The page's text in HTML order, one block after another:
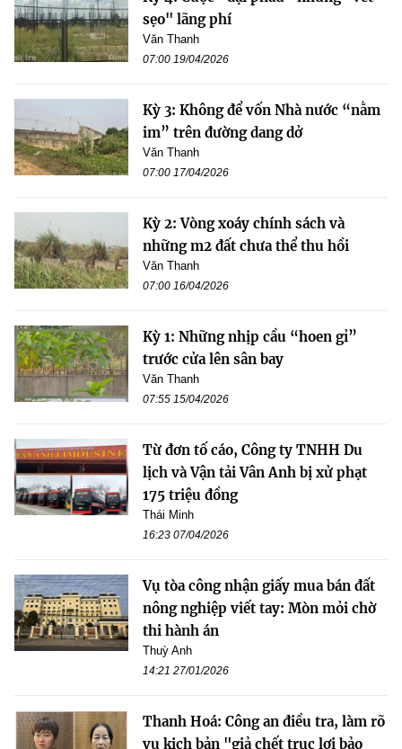
sẹo" lãng phí
Văn Thanh
07:00 19/04/2026
Kỳ 3: Không để vốn Nhà nước “nằm
im” trên đường dang dở
Văn Thanh
07:00 17/04/2026
Kỳ 2: Vòng xoáy chính sách và
những m2 đất chưa thể thu hồi
Văn Thanh
07:00 16/04/2026
Kỳ 1: Những nhịp cầu “hoen gỉ”
trước cửa lên sân bay
Văn Thanh
07:55 15/04/2026
Từ đơn tố cáo, Công ty TNHH Du
lịch và Vận tải Vân Anh bị xử phạt
175 triệu đồng
Thái Minh
16:23 07/04/2026
Vụ tòa công nhận giấy mua bán đất
nông nghiệp viết tay: Mòn mỏi chờ
thi hành án
Thuỳ Anh
14:21 27/01/2026
Thanh Hoá: Công an điều tra, làm rõ
vụ kịch bản "giả chết trục lợi bảo